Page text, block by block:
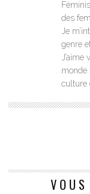
des
Je
genre
culture